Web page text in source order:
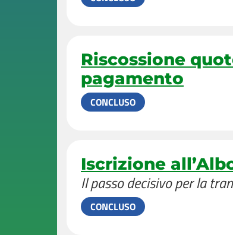
Riscossione
pagamento
CONCLUSO
Iscrizione
Il passo decisivo per la
CONCLUSO